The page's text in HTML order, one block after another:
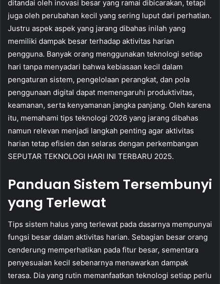
ditandai oleh inovasi besar yang ramai dibicarakan, tetapi
juga oleh perubahan kecil yang sering luput dari perhatian.
Justru aspek aspek yang jarang dibahas inilah yang
memiliki dampak besar terhadap aktivitas harian
pengguna. Banyak orang menggunakan teknologi setiap
hari tanpa menyadari bahwa kebiasaan kecil dalam
pengaturan sistem, pengelolaan perangkat, dan pola
penggunaan digital dapat memengaruhi produktivitas,
keamanan, serta kenyamanan jangka panjang. Oleh karena
itu, memahami tips teknologi 2026 yang jarang dibahas
namun relevan menjadi langkah penting agar aktivitas
harian tetap efisien dan selaras dengan perkembangan
SEPUTAR TEKNOLOGI HARI INI TERBARU 2025.
Panduan Sistem Tersembunyi
yang Terlewat
Tips sistem halus yang terlewat pada dasarnya mempunyai
fungsi besar dalam aktivitas harian. Sebagian besar orang
cenderung memperhatikan pada fitur besar, sementara
penyesuaian kecil sebenarnya menawarkan dampak
terasa. Dia yang rutin memanfaatkan teknologi setiap perlu